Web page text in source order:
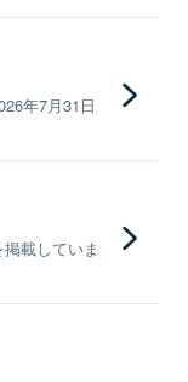
年7月31日
載していま